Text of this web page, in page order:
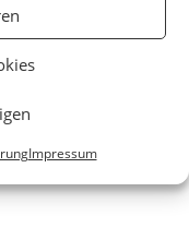
Impressum